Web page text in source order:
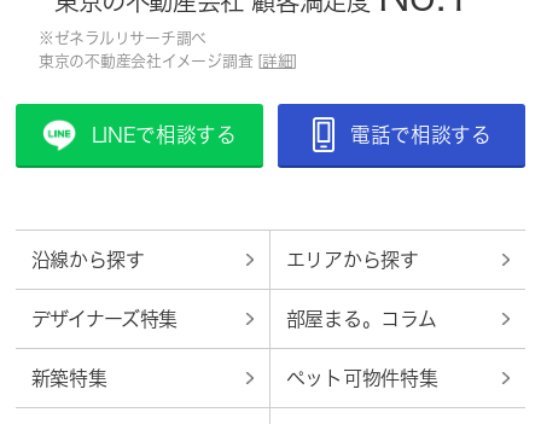
※ゼネラルリサーチ調べ
東京の不動産会社イメージ調査 [ 詳細
LINEで相談する 電話で相談する
沿線から探す エリアから探す
デザイナーズ特集 部屋まる。コラム
新築特集 ペット可物件特集